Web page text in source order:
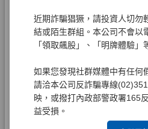
近期詐騙猖獗，請投資人切勿
結或陌生群組。本公司不會以
「領取飆股」、「明牌體驗」
如果您發現社群媒體中有任何
請洽本公司反詐騙專線
映，或撥打內政部警政署165
益受損。